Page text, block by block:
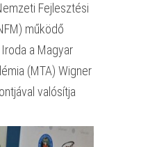
Fejlesztési
működő
a Magyar
(MTA) Wigner
valósítja